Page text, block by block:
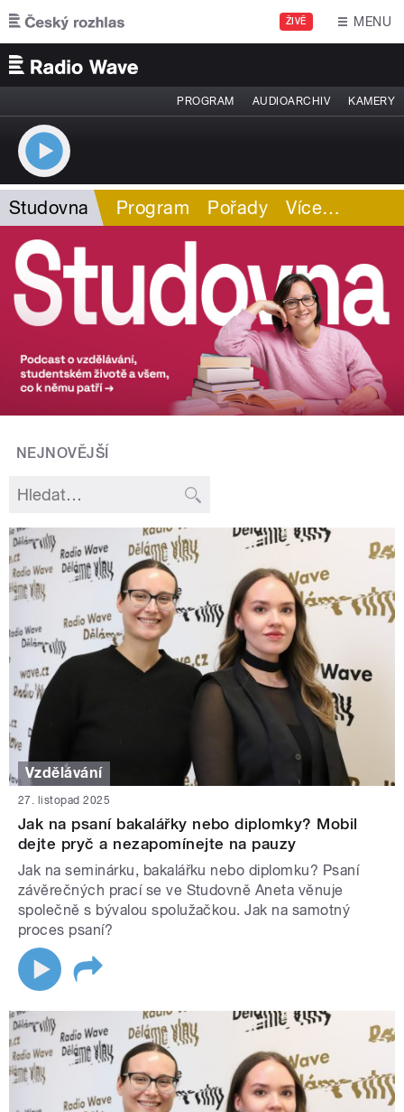
Přejít k hlavnímu obsahu
ŽIVĚ MENU
PROGRAM AUDIOARCHIV KAMERY
Studovna Program Pořady Více…
NEJNOVĚJŠÍ
Vzdělávání
27. listopad 2025
Jak na psaní bakalářky nebo diplomky? Mobil
dejte pryč a nezapomínejte na pauzy
Jak na seminárku, bakalářku nebo diplomku? Psaní
závěrečných prací se ve Studovně Aneta věnuje
společně s bývalou spolužačkou. Jak na samotný
proces psaní?